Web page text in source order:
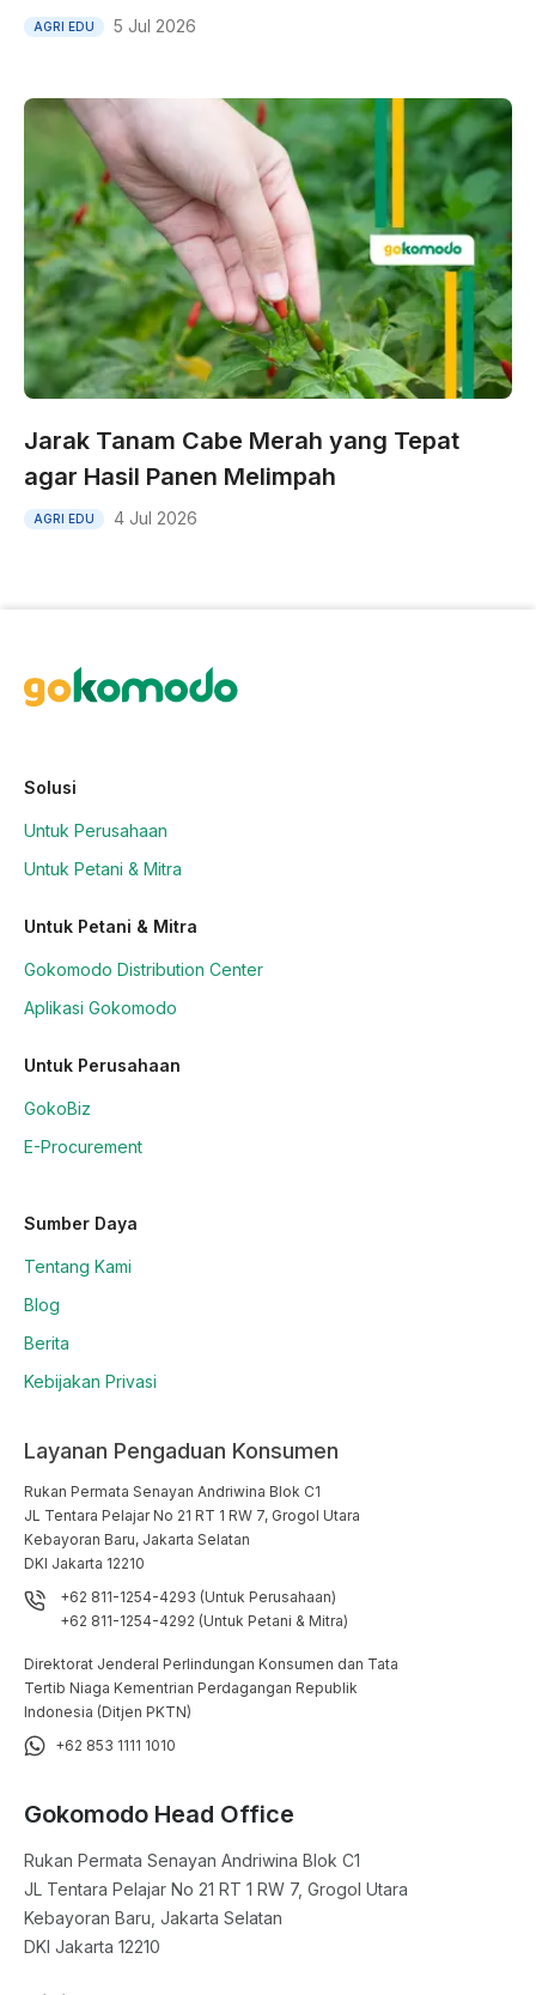
AGRI EDU 5 Jul 2026
Jarak Tanam Cabe Merah yang Tepat
agar Hasil Panen Melimpah
AGRI EDU 4 Jul 2026
Solusi
Untuk Perusahaan
Untuk Petani & Mitra
Untuk Petani & Mitra
Gokomodo Distribution Center
Aplikasi Gokomodo
Untuk Perusahaan
GokoBiz
E-Procurement
Sumber Daya
Tentang Kami
Blog
Berita
Kebijakan Privasi
Layanan Pengaduan Konsumen
Rukan Permata Senayan Andriwina Blok C1
JL Tentara Pelajar No 21 RT 1 RW 7, Grogol Utara
Kebayoran Baru, Jakarta Selatan
DKI Jakarta 12210
+62 811-1254-4293 (Untuk Perusahaan)
+62 811-1254-4292 (Untuk Petani & Mitra)
Direktorat Jenderal Perlindungan Konsumen dan Tata
Tertib Niaga Kementrian Perdagangan Republik
Indonesia (Ditjen PKTN)
+62 853 1111 1010
Gokomodo Head Office
Rukan Permata Senayan Andriwina Blok C1
JL Tentara Pelajar No 21 RT 1 RW 7, Grogol Utara
Kebayoran Baru, Jakarta Selatan
DKI Jakarta 12210